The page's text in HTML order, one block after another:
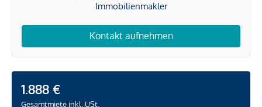
Immobilienmakler
Kontakt aufnehmen
1.888 €
Gesamtmiete inkl. USt.